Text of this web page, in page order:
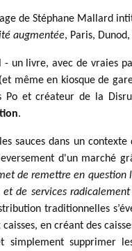
de Stéphane Mallard
augmentée, Paris,
un livre, avec de vraies
même en kiosque de
Po et créateur de la
.
sauces dans un
d'un marché
de remettre en question
de services
traditionnelles
en créant des
simplement supprimer